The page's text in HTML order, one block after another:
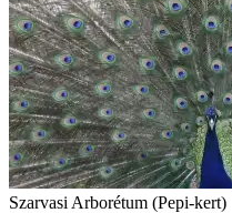
Szarvasi Arborétum (Pepi-kert)